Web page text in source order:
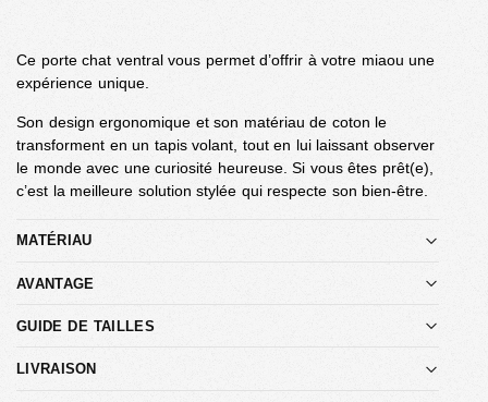
Ce porte chat ventral vous permet d’offrir à votre miaou une
expérience unique.
Son design ergonomique et son matériau de coton le
transforment en un tapis volant, tout en lui laissant observer
le monde avec une curiosité heureuse. Si vous êtes prêt(e),
c’est la meilleure solution stylée qui respecte son bien-être.
MATÉRIAU
AVANTAGE
GUIDE DE TAILLES
LIVRAISON